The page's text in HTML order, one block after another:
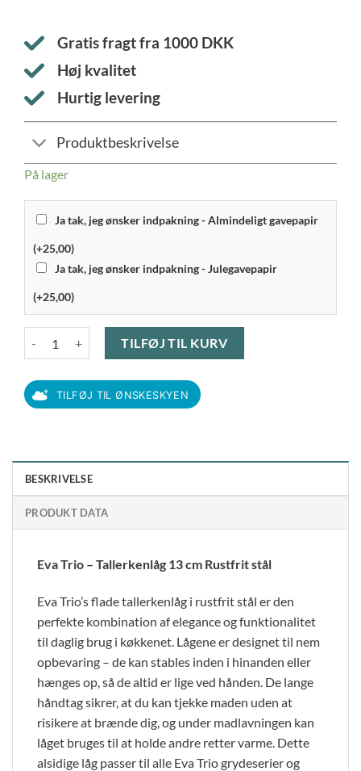
Gratis fragt fra 1000 DKK
Høj kvalitet
Hurtig levering
Produktbeskrivelse
På lager
Ja tak, jeg ønsker indpakning - Almindeligt gavepapir
(+25,00)
Ja tak, jeg ønsker indpakning - Julegavepapir
(+25,00)
TILFØJ TIL KURV
TILFØJ TIL ØNSKESKYEN
BESKRIVELSE
PRODUKT DATA
Eva Trio – Tallerkenlåg 13 cm Rustfrit stål
Eva Trio’s flade tallerkenlåg i rustfrit stål er den
perfekte kombination af elegance og funktionalitet
til daglig brug i køkkenet. Lågene er designet til nem
opbevaring – de kan stables inden i hinanden eller
hænges op, så de altid er lige ved hånden. De lange
håndtag sikrer, at du kan tjekke maden uden at
risikere at brænde dig, og under madlavningen kan
låget bruges til at holde andre retter varme. Dette
alsidige låg passer til alle Eva Trio grydeserier og